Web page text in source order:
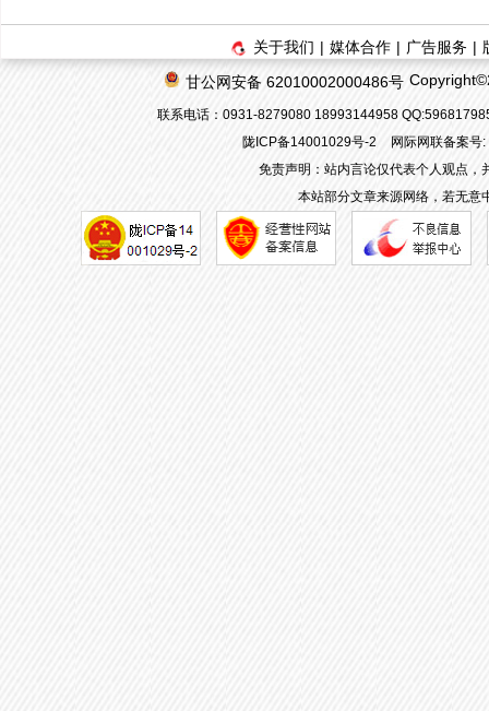
关于我们 | 媒体合作 | 广告服务 |
甘公网安备 62010002000486号
联系电话：0931-8279080 18993144958
陇ICP备14001029号-2
网际网联备案
免责声明：站内言论仅代表个人观点，
本站部分文章来源网络，若无意